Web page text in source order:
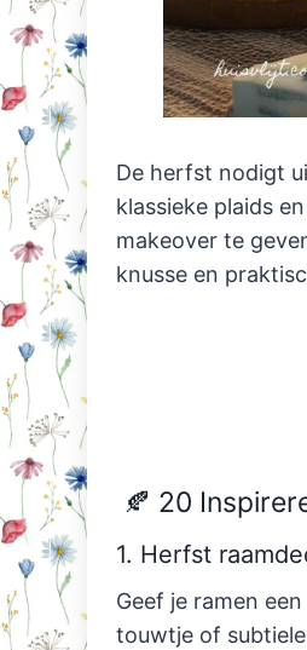
De herfst nodigt
klassieke plaids
makeover te
knusse en
🍂 20
1. Herfst
Geef je ramen
touwtje of